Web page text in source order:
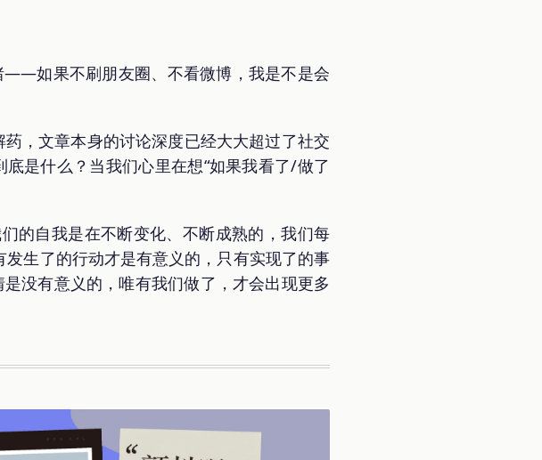
——如果不刷朋友圈、不看微博，我是不是会
，文章本身的讨论深度已经大大超过了社交
是什么？当我们心里在想“如果我看了/做了
自我是在不断变化、不断成熟的，我们每
生了的行动才是有意义的，只有实现了的事
没有意义的，唯有我们做了，才会出现更多